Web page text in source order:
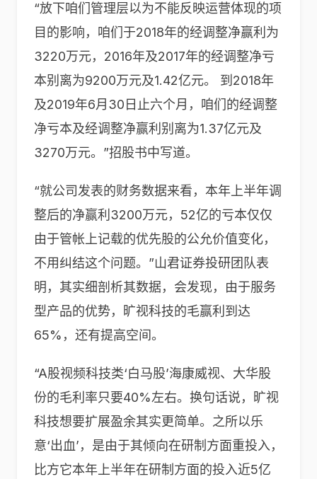
“放下咱们管理层以为不能反映运营体现的项
目的影响，咱们于2018年的经调整净赢利为
3220万元，2016年及2017年的经调整净亏
本别离为9200万元及1.42亿元。 到2018年
及2019年6月30日止六个月，咱们的经调整
净亏本及经调整净赢利别离为1.37亿元及
3270万元。”招股书中写道。
“就公司发表的财务数据来看，本年上半年调
整后的净赢利3200万元，52亿的亏本仅仅
由于管帐上记载的优先股的公允价值变化，
不用纠结这个问题。”山君证券投研团队表
明，其实细剖析其数据，会发现，由于服务
型产品的优势，旷视科技的毛赢利到达
65%，还有提高空间。
“A股视频科技类‘白马股’海康威视、大华股
份的毛利率只要40%左右。换句话说，旷视
科技想要扩展盈余其实更简单。之所以乐
意‘出血’，是由于其倾向在研制方面重投入，
比方它本年上半年在研制方面的投入近5亿